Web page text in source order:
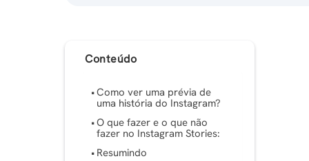
Conteúdo
Como ver uma prévia de
uma história do Instagram?
O que fazer e o que não
fazer no Instagram Stories:
Resumindo